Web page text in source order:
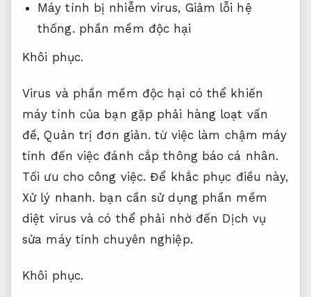
Máy tính bị nhiễm virus, Giảm lỗi hệ
thống. phần mềm độc hại
Khôi phục.
Virus và phần mềm độc hại có thể khiến
máy tính của bạn gặp phải hàng loạt vấn
đề,Quản trị đơn giản. từ việc làm chậm máy
tính đến việc đánh cắp thông báo cá nhân.
Tối ưu cho công việc. Để khắc phục điều này,
Xử lý nhanh. bạn cần sử dụng phần mềm
diệt virus và có thể phải nhờ đến Dịch vụ
sửa máy tính chuyên nghiệp.
Khôi phục.